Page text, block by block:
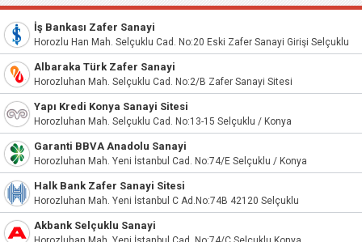
İş Bankası Zafer Sanayi
Horozlu Han Mah. Selçuklu Cad. No:20 Eski Zafer Sanayi Girişi Selçuklu
Albaraka Türk Zafer Sanayi
Horozluhan Mah. Selçuklu Cad. No:2/B Zafer Sanayi Sitesi
Yapı Kredi Konya Sanayi Sitesi
Horozluhan Mah. Selçuklu Cad. No:13-15 Selçuklu / Konya
Garanti BBVA Anadolu Sanayi
Horozluhan Mah. Yeni İstanbul Cad. No:74/E Selçuklu / Konya
Halk Bank Zafer Sanayi Sitesi
Horozluhan Mah. Yeni İstanbul C Ad.No:74B 42120 Selçuklu
Akbank Selçuklu Sanayi